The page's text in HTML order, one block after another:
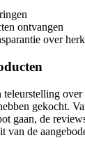
ontvangen
over
teleurstelling
gekocht.
gaan, de
van de